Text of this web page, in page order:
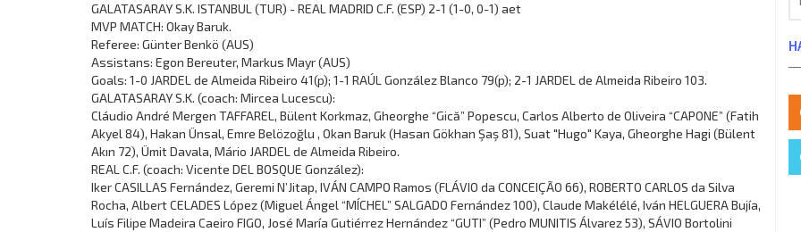
GALATASARAY S.K. ISTANBUL (TUR) - REAL MADRID C.F. (ESP) 2-1 (1-0, 0-1) aet
MVP MATCH: Okay Baruk.
Referee: Günter Benkö (AUS)
Assistans: Egon Bereuter, Markus Mayr (AUS)
Goals: 1-0 JARDEL de Almeida Ribeiro 41(p); 1-1 RAÚL González Blanco 79(p); 2-1 JARDEL de Almeida Ribeiro 103.
GALATASARAY S.K. (coach: Mircea Lucescu):
Cláudio André Mergen TAFFAREL, Bülent Korkmaz, Gheorghe “Gică” Popescu, Carlos Alberto de Oliveira “CAPONE” (Fatih
Akyel 84), Hakan Ünsal, Emre Belözoğlu , Okan Baruk (Hasan Gökhan Şaş 81), Suat "Hugo" Kaya, Gheorghe Hagi (Bülent
Akın 72), Ümit Davala, Mário JARDEL de Almeida Ribeiro.
REAL C.F. (coach: Vicente DEL BOSQUE González):
Iker CASILLAS Fernández, Geremi N’Jitap, IVÁN CAMPO Ramos (FLÁVIO da CONCEIÇÃO 66), ROBERTO CARLOS da Silva
Rocha, Albert CELADES López (Miguel Ángel “MÍCHEL” SALGADO Fernández 100), Claude Makélélé, Iván HELGUERA Bujía,
Luís Filipe Madeira Caeiro FIGO, José María Gutiérrez Hernández “GUTI” (Pedro MUNITIS Álvarez 53), SÁVIO Bortolini